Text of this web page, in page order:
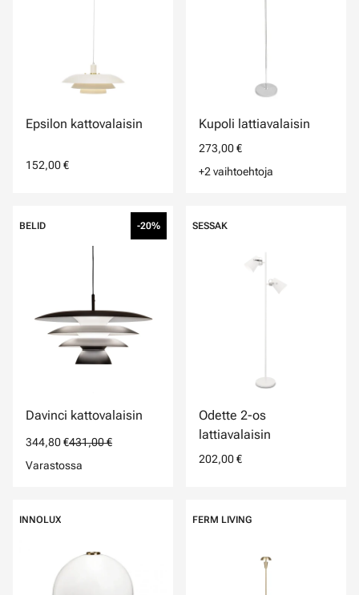
Epsilon kattovalaisin
152,00 €
Kupoli lattiavalaisin
273,00 €
+2 vaihtoehtoja
BELID -20%
Davinci kattovalaisin
344,80 €431,00 €
Varastossa
SESSAK
Odette 2-os
lattiavalaisin
202,00 €
INNOLUX FERM LIVING